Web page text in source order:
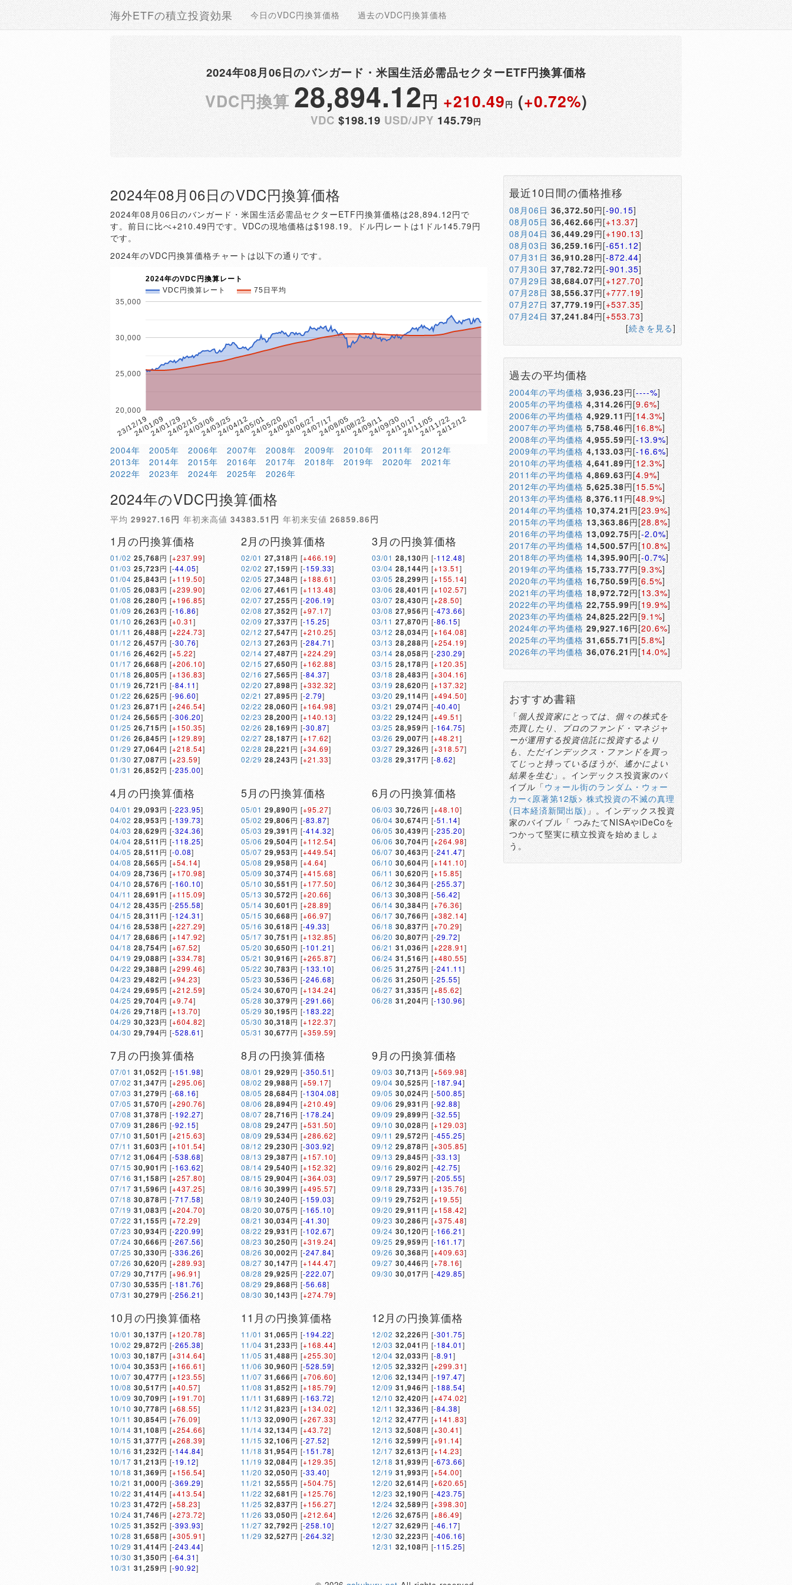
海外ETFの積立投資効果 今日のVDC円換算価格 過去のVDC円換算価格
2024年08月06日のバンガード・米国生活必需品セクターETF円換算価格
VDC円換算 28,894.12円+210.49円 (+0.72%)
VDC $198.19 USD/JPY 145.79円
2024年08月06日のVDC円換算価格
2024年08月06日のバンガード・米国生活必需品セクターETF円換算価格は28,894.12円で
す。前日に比べ+210.49円です。VDCの現地価格は$198.19。ドル円レートは1ドル145.79円
です。
2024年のVDC円換算価格チャートは以下の通りです。
2024年のVDC円換算レート
VDC円換算レート
75日平均
23/12/1924/01/0924/01/2924/02/1524/03/0624/03/2524/04/1224/05/0124/05/2024/06/0724/06/2724/07/1724/08/0524/08/2224/09/1124/09/3024/10/1724/11/0524/11/2224/12/12
20,000
25,000
30,000
35,000
2004年 2005年 2006年 2007年 2008年 2009年 2010年 2011年
2012年
2013年
2014年 2015年 2016年 2017年 2018年 2019年 2020年
2021年
2022年
2023年 2024年 2025年 2026年
2024年のVDC円換算価格
平均 29927.16円 年初来高値 34383.51円 年初来安値 26859.86円
1月の円換算価格
01/02 25,768円 [+237.99]
01/03 25,723円 [-44.05]
01/04 25,843円 [+119.50]
01/05 26,083円 [+239.90]
01/08 26,280円 [+196.85]
01/09 26,263円 [-16.86]
01/10 26,263円 [+0.31]
01/11 26,488円 [+224.73]
01/12 26,457円 [-30.76]
01/16 26,462円 [+5.22]
01/17 26,668円 [+206.10]
01/18 26,805円 [+136.83]
01/19 26,721 円 [-84.11]
01/22 26,625円 [-96.60]
01/23 26,871 円 [+246.54]
01/24 26,565円 [-306.20]
01/25 26,715円 [+150.35]
01/26 26,845円 [+129.89]
01/29 27,064円 [+218.54]
01/30 27,087円 [+23.59]
01/31 26,852円 [-235.00]
2月の円換算価格
02/01 27,318円 [+466.19]
02/02 27,159円 [-159.33]
02/05 27,348円 [+188.61]
02/06 27,461 円 [+113.48]
02/07 27,255円 [-206.19]
02/08 27,352円 [+97.17]
02/09 27,337円 [-15.25]
02/12 27,547円 [+210.25]
02/13 27,263円 [-284.71]
02/14 27,487円 [+224.29]
02/15 27,650円 [+162.88]
02/16 27,565円 [-84.37]
02/20 27,898円 [+332.32]
02/21 27,895円 [-2.79]
02/22 28,060円 [+164.98]
02/23 28,200円 [+140.13]
02/26 28,169円 [-30.87]
02/27 28,187円 [+17.62]
02/28 28,221 円 [+34.69]
02/29 28,243円 [+21.33]
3月の円換算価格
03/01 28,130円 [-112.48]
03/04 28,144円 [+13.51]
03/05 28,299円 [+155.14]
03/06 28,401 円 [+102.57]
03/07 28,430円 [+28.50]
03/08 27,956円 [-473.66]
03/11 27,870円 [-86.15]
03/12 28,034円 [+164.08]
03/13 28,288円 [+254.19]
03/14 28,058円 [-230.29]
03/15 28,178円 [+120.35]
03/18 28,483円 [+304.16]
03/19 28,620円 [+137.32]
03/20 29,114円 [+494.50]
03/21 29,074円 [-40.40]
03/22 29,124円 [+49.51]
03/25 28,959円 [-164.75]
03/26 29,007円 [+48.21]
03/27 29,326円 [+318.57]
03/28 29,317円 [-8.62]
4月の円換算価格
04/01 29,093円 [-223.95]
04/02 28,953円 [-139.73]
04/03 28,629円 [-324.36]
04/04 28,511 円 [-118.25]
04/05 28,511 円 [-0.08]
04/08 28,565円 [+54.14]
04/09 28,736円 [+170.98]
04/10 28,576円 [-160.10]
04/11 28,691 円 [+115.09]
04/12 28,435円 [-255.58]
04/15 28,311 円 [-124.31]
04/16 28,538円 [+227.29]
04/17 28,686円 [+147.92]
04/18 28,754円 [+67.52]
04/19 29,088円 [+334.78]
04/22 29,388円 [+299.46]
04/23 29,482円 [+94.23]
04/24 29,695円 [+212.59]
04/25 29,704円 [+9.74]
04/26 29,718円 [+13.70]
04/29 30,323円 [+604.82]
04/30 29,794円 [-528.61]
5月の円換算価格
05/01 29,890円 [+95.27]
05/02 29,806円 [-83.87]
05/03 29,391 円 [-414.32]
05/06 29,504円 [+112.54]
05/07 29,953円 [+449.54]
05/08 29,958円 [+4.64]
05/09 30,374円 [+415.68]
05/10 30,551 円 [+177.50]
05/13 30,572円 [+20.66]
05/14 30,601 円 [+28.89]
05/15 30,668円 [+66.97]
05/16 30,618円 [-49.33]
05/17 30,751 円 [+132.85]
05/20 30,650円 [-101.21]
05/21 30,916円 [+265.87]
05/22 30,783円 [-133.10]
05/23 30,536円 [-246.68]
05/24 30,670円 [+134.24]
05/28 30,379円 [-291.66]
05/29 30,195円 [-183.22]
05/30 30,318円 [+122.37]
05/31 30,677円 [+359.59]
6月の円換算価格
06/03 30,726円 [+48.10]
06/04 30,674円 [-51.14]
06/05 30,439円 [-235.20]
06/06 30,704円 [+264.98]
06/07 30,463円 [-241.47]
06/10 30,604円 [+141.10]
06/11 30,620円 [+15.85]
06/12 30,364円 [-255.37]
06/13 30,308円 [-56.42]
06/14 30,384円 [+76.36]
06/17 30,766円 [+382.14]
06/18 30,837円 [+70.29]
06/20 30,807円 [-29.72]
06/21 31,036円 [+228.91]
06/24 31,516円 [+480.55]
06/25 31,275円 [-241.11]
06/26 31,250円 [-25.55]
06/27 31,335円 [+85.62]
06/28 31,204円 [-130.96]
7月の円換算価格
07/01 31,052円 [-151.98]
07/02 31,347円 [+295.06]
07/03 31,279円 [-68.16]
07/05 31,570円 [+290.76]
07/08 31,378円 [-192.27]
07/09 31,286円 [-92.15]
07/10 31,501 円 [+215.63]
07/11 31,603円 [+101.54]
07/12 31,064円 [-538.68]
07/15 30,901 円 [-163.62]
07/16 31,158円 [+257.80]
07/17 31,596円 [+437.25]
07/18 30,878円 [-717.58]
07/19 31,083円 [+204.70]
07/22 31,155円 [+72.29]
07/23 30,934円 [-220.99]
07/24 30,666円 [-267.56]
07/25 30,330円 [-336.26]
07/26 30,620円 [+289.93]
07/29 30,717円 [+96.91]
07/30 30,535円 [-181.76]
07/31 30,279円 [-256.21]
8月の円換算価格
08/01 29,929円 [-350.51]
08/02 29,988円 [+59.17]
08/05 28,684円 [-1304.08]
08/06 28,894円 [+210.49]
08/07 28,716円 [-178.24]
08/08 29,247円 [+531.50]
08/09 29,534円 [+286.62]
08/12 29,230円 [-303.92]
08/13 29,387円 [+157.10]
08/14 29,540円 [+152.32]
08/15 29,904円 [+364.03]
08/16 30,399円 [+495.57]
08/19 30,240円 [-159.03]
08/20 30,075円 [-165.10]
08/21 30,034円 [-41.30]
08/22 29,931 円 [-102.67]
08/23 30,250円 [+319.24]
08/26 30,002円 [-247.84]
08/27 30,147円 [+144.47]
08/28 29,925円 [-222.07]
08/29 29,868円 [-56.68]
08/30 30,143円 [+274.79]
9月の円換算価格
09/03 30,713円 [+569.98]
09/04 30,525円 [-187.94]
09/05 30,024円 [-500.85]
09/06 29,931 円 [-92.88]
09/09 29,899円 [-32.55]
09/10 30,028円 [+129.03]
09/11 29,572円 [-455.25]
09/12 29,878円 [+305.85]
09/13 29,845円 [-33.13]
09/16 29,802円 [-42.75]
09/17 29,597円 [-205.55]
09/18 29,733円 [+135.76]
09/19 29,752円 [+19.55]
09/20 29,911 円 [+158.42]
09/23 30,286円 [+375.48]
09/24 30,120円 [-166.21]
09/25 29,959円 [-161.17]
09/26 30,368円 [+409.63]
09/27 30,446円 [+78.16]
09/30 30,017円 [-429.85]
10月の円換算価格
10/01 30,137円 [+120.78]
10/02 29,872円 [-265.38]
10/03 30,187円 [+314.64]
10/04 30,353円 [+166.61]
10/07 30,477円 [+123.55]
10/08 30,517円 [+40.57]
10/09 30,709円 [+191.70]
10/10 30,778円 [+68.55]
10/11 30,854円 [+76.09]
10/14 31,108円 [+254.66]
10/15 31,377円 [+268.39]
10/16 31,232円 [-144.84]
10/17 31,213円 [-19.12]
10/18 31,369円 [+156.54]
10/21 31,000円 [-369.29]
10/22 31,414円 [+413.54]
10/23 31,472円 [+58.23]
10/24 31,746円 [+273.72]
10/25 31,352円 [-393.93]
10/28 31,658円 [+305.91]
10/29 31,414円 [-243.44]
10/30 31,350円 [-64.31]
10/31 31,259円 [-90.92]
11月の円換算価格
11/01 31,065円 [-194.22]
11/04 31,233円 [+168.44]
11/05 31,488円 [+255.30]
11/06 30,960円 [-528.59]
11/07 31,666円 [+706.60]
11/08 31,852円 [+185.79]
11/11 31,689円 [-163.72]
11/12 31,823円 [+134.02]
11/13 32,090円 [+267.33]
11/14 32,134円 [+43.72]
11/15 32,106円 [-27.52]
11/18 31,954円 [-151.78]
11/19 32,084円 [+129.35]
11/20 32,050円 [-33.40]
11/21 32,555円 [+504.75]
11/22 32,681 円 [+125.76]
11/25 32,837円 [+156.27]
11/26 33,050円 [+212.64]
11/27 32,792円 [-258.10]
11/29 32,527円 [-264.32]
12月の円換算価格
12/02 32,226円 [-301.75]
12/03 32,041 円 [-184.01]
12/04 32,033円 [-8.91]
12/05 32,332円 [+299.31]
12/06 32,134円 [-197.47]
12/09 31,946円 [-188.54]
12/10 32,420円 [+474.02]
12/11 32,336円 [-84.38]
12/12 32,477円 [+141.83]
12/13 32,508円 [+30.41]
12/16 32,599円 [+91.14]
12/17 32,613円 [+14.23]
12/18 31,939円 [-673.66]
12/19 31,993円 [+54.00]
12/20 32,614円 [+620.65]
12/23 32,190円 [-423.75]
12/24 32,589円 [+398.30]
12/26 32,675円 [+86.49]
12/27 32,629円 [-46.17]
12/30 32,223円 [-406.16]
12/31 32,108円 [-115.25]
最近10日間の価格推移
08月06日 36,372.50円[-90.15]
08月05日 36,462.66円[+13.37]
08月04日 36,449.29円[+190.13]
08月03日 36,259.16円[-651.12]
07月31日 36,910.28円[-872.44]
07月30日 37,782.72円[-901.35]
07月29日 38,684.07円[+127.70]
07月28日 38,556.37円[+777.19]
07月27日 37,779.19円[+537.35]
07月24日 37,241.84円[+553.73]
[続きを見る]
過去の平均価格
2004年の平均価格 3,936.23円[----%]
2005年の平均価格 4,314.26円[9.6%]
2006年の平均価格 4,929.11 円[14.3%]
2007年の平均価格 5,758.46円[16.8%]
2008年の平均価格 4,955.59円[-13.9%]
2009年の平均価格 4,133.03円[-16.6%]
2010年の平均価格 4,641.89円[12.3%]
2011年の平均価格 4,869.63円[4.9%]
2012年の平均価格 5,625.38円[15.5%]
2013年の平均価格 8,376.11 円[48.9%]
2014年の平均価格 10,374.21 円[23.9%]
2015年の平均価格 13,363.86円[28.8%]
2016年の平均価格 13,092.75円[-2.0%]
2017年の平均価格 14,500.57円[10.8%]
2018年の平均価格 14,395.90円[-0.7%]
2019年の平均価格 15,733.77円[9.3%]
2020年の平均価格 16,750.59円[6.5%]
2021年の平均価格 18,972.72円[13.3%]
2022年の平均価格 22,755.99円[19.9%]
2023年の平均価格 24,825.22円[9.1%]
2024年の平均価格 29,927.16円[20.6%]
2025年の平均価格 31,655.71円[5.8%]
2026年の平均価格 36,076.21 円[14.0%]
おすすめ書籍
「個人投資家にとっては、個々の株式を
売買したり、プロのファンド・マネジャ
ーが運用する投資信託に投資するより
も、ただインデックス・ファンドを買っ
てじっと持っているほうが、遙かによい
結果を生む」。インデックス投資家のバ
イブル「ウォール街のランダム・ウォー
カー<原著第12版> 株式投資の不滅の真理
(日本経済新聞出版) 」。インデックス投資
家のバイブル「 つみたてNISAやiDeCoを
つかって堅実に積立投資を始めましょ
う。